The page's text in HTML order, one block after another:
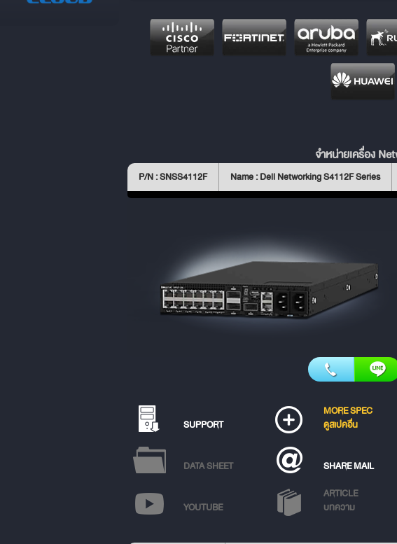
จำหน่ายเครื่อง
P/N : SNSS4112F Name : Dell Networking S4112F Series
SUPPORT
MORE SPEC
ดูสเปคอื่น
DATA SHEET SHARE MAIL
YOUTUBE
ARTICLE
บทความ